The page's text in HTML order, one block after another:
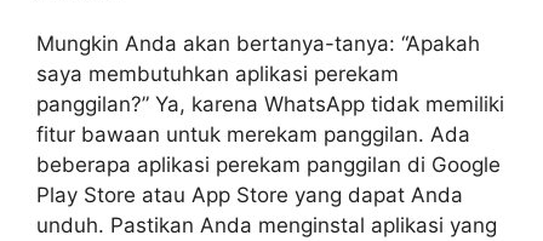
Mungkin Anda akan bertanya-tanya: “Apakah
saya membutuhkan aplikasi perekam
panggilan?” Ya, karena WhatsApp tidak memiliki
fitur bawaan untuk merekam panggilan. Ada
beberapa aplikasi perekam panggilan di Google
Play Store atau App Store yang dapat Anda
unduh. Pastikan Anda menginstal aplikasi yang